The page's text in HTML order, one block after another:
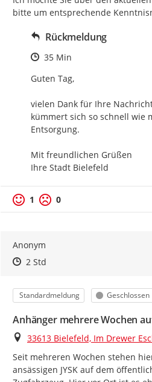
bitte um entsprechende
Rückmeldung
Zeitpunkt des Erstellens
35 Min
Guten Tag,
vielen Dank für Ihre
kümmert sich so schnell wie
Entsorgung.
Mit freundlichen Grüßen
Ihre Stadt Bielefeld
1 0
Anonym
Zeitpunkt des Erstellens
Zeitpunkt des Erstellens
2 StdZur Äußerung
Kategorie
Standardmeldung Status
Geschlossen
Anhänger mehrere Wochen
Ort
33613 Bielefeld, Im Drewer
Seit mehreren Wochen stehen
ansässigen JYSK auf dem